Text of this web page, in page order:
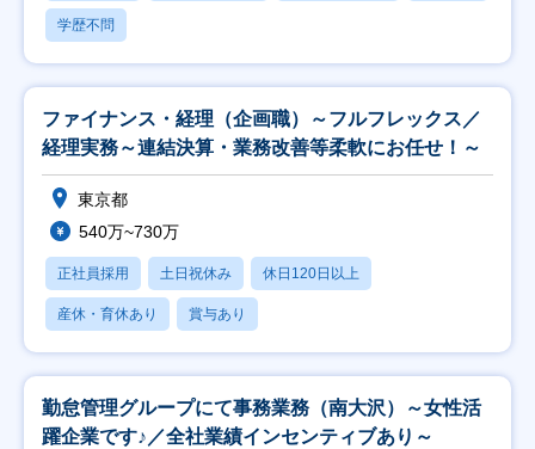
学歴不問
ファイナンス・経理（企画職）～フルフレックス／
経理実務～連結決算・業務改善等柔軟にお任せ！～
東京都
540万~730万
正社員採用 土日祝休み 休日120日以上
産休・育休あり 賞与あり
勤怠管理グループにて事務業務（南大沢）～女性活
躍企業です♪／全社業績インセンティブあり～